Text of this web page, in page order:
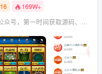
16 169W+
扫一扫关注官方微信公众号，第一时间获取源码、网赚项目资源教程，自媒体等知识干货，让互联网创业赚钱更简单。